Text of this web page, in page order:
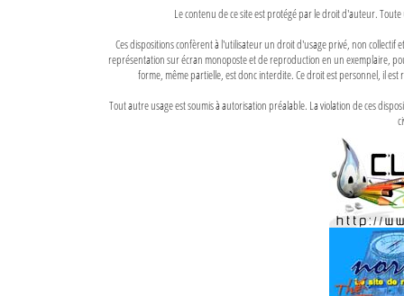
Le contenu de ce site est protégé par le droit d'auteur.
Ces dispositions confèrent à l'utilisateur un droit d'usage privé, non
représentation sur écran monoposte et de reproduction en un exemplaire,
forme, même partielle, est donc interdite. Ce droit est personnel, il
Tout autre usage est soumis à autorisation préalable. La violation de ces